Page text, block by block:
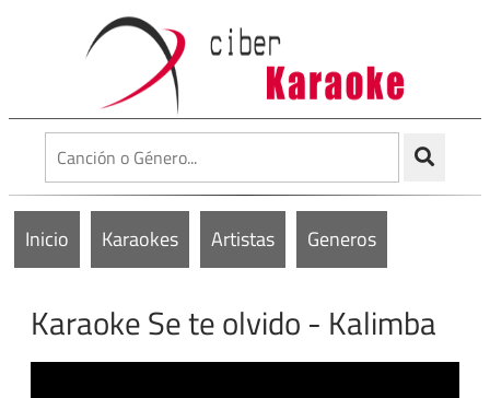
Inicio Karaokes Artistas Generos
Karaoke Se te olvido - Kalimba